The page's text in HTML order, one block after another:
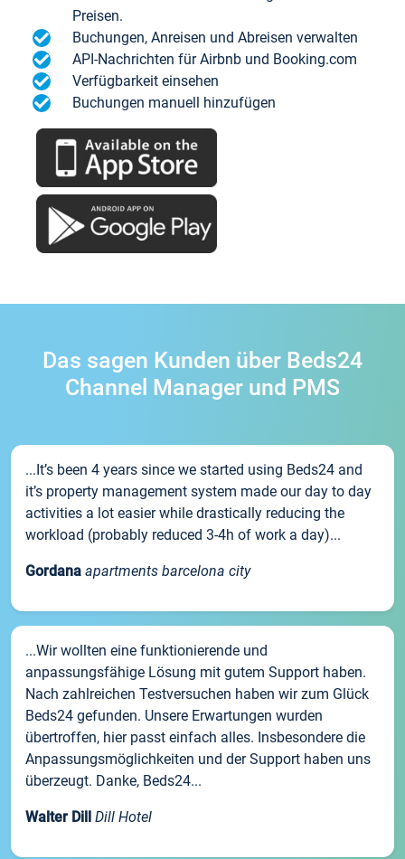
Preisen.
Buchungen, Anreisen und Abreisen verwalten
API-Nachrichten für Airbnb und Booking.com
Verfügbarkeit einsehen
Buchungen manuell hinzufügen
Das sagen Kunden über Beds24
Channel Manager und PMS
...It’s been 4 years since we started using Beds24 and
it’s property management system made our day to day
activities a lot easier while drastically reducing the
workload (probably reduced 3-4h of work a day)...
Gordana apartments barcelona city
...Wir wollten eine funktionierende und
anpassungsfähige Lösung mit gutem Support haben.
Nach zahlreichen Testversuchen haben wir zum Glück
Beds24 gefunden. Unsere Erwartungen wurden
übertroffen, hier passt einfach alles. Insbesondere die
Anpassungsmöglichkeiten und der Support haben uns
überzeugt. Danke, Beds24...
Walter Dill Dill Hotel